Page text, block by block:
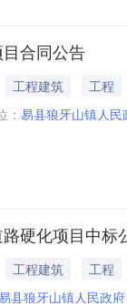
合同公告
工程建筑
工程
： 易县狼牙山镇人民
硬化项目中标
工程建筑
工程
县狼牙山镇人民政府